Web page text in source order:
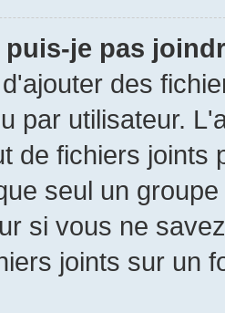
je pas
des
par utilisateur.
de fichiers joints
seul un
si vous ne
joints sur un